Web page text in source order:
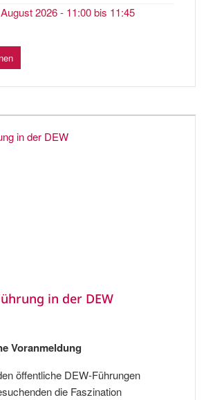
2026 - 11:00 bis 11:45
in der DEW
Voranmeldung
öffentliche DEW-Führungen
die Faszination